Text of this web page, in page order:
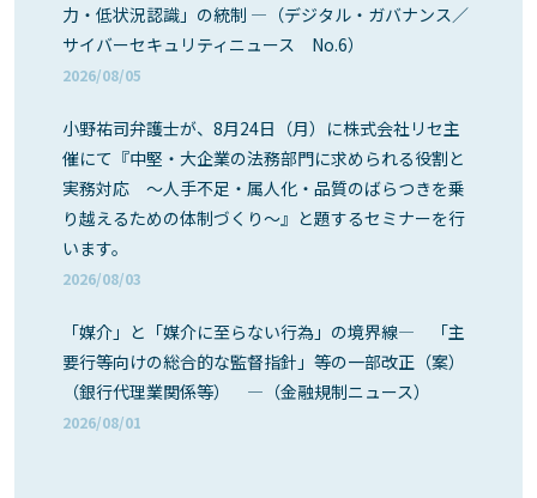
力・低状況認識」の統制 ―（デジタル・ガバナンス／
サイバーセキュリティニュース No.6）
2026/08/05
小野祐司弁護士が、8月24日（月）に株式会社リセ主
催にて『中堅・大企業の法務部門に求められる役割と
実務対応 ～人手不足・属人化・品質のばらつきを乗
り越えるための体制づくり～』と題するセミナーを行
います。
2026/08/03
「媒介」と「媒介に至らない行為」の境界線― 「主
要行等向けの総合的な監督指針」等の一部改正（案）
（銀行代理業関係等） ―（金融規制ニュース）
2026/08/01